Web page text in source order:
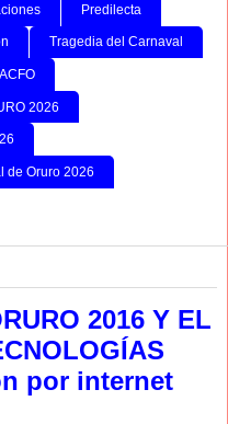
Predilecta
Tragedia del Carnaval
ACFO
2026
de Oruro 2026
2016 Y EL
por internet